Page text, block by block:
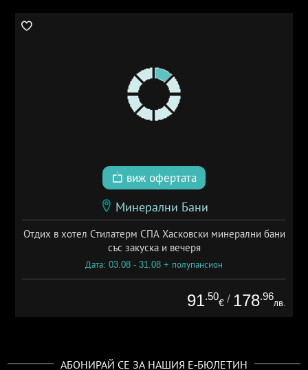
виж офертата
Минерални Бани
Отдих в хотел Стилатерм СПА Хасковски минерални бани
със закуска и вечеря
Дата: 03.08 - 31.08 + полупансион
91.50
€ / 178.96
лв.
АБОНИРАЙ СЕ ЗА НАШИЯ Е-БЮЛЕТИН